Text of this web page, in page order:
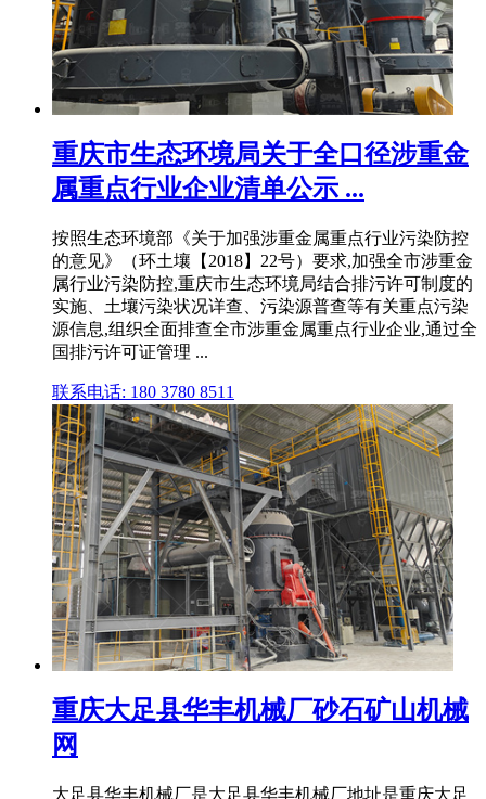
重庆市生态环境局关于全口径涉重金
属重点行业企业清单公示 ...
按照生态环境部《关于加强涉重金属重点行业污染防控
的意见》（环土壤【2018】22号）要求,加强全市涉重金
属行业污染防控,重庆市生态环境局结合排污许可制度的
实施、土壤污染状况详查、污染源普查等有关重点污染
源信息,组织全面排查全市涉重金属重点行业企业,通过全
国排污许可证管理 ...
联系电话: 180 3780 8511
重庆大足县华丰机械厂砂石矿山机械
网
大足县华丰机械厂是大足县华丰机械厂地址是重庆大足